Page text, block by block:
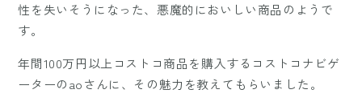
性を失いそうになった、悪魔的においしい商品のようで
す。
年間100万円以上コストコ商品を購入するコストコナビゲ
ーターのaoさんに、その魅力を教えてもらいました。